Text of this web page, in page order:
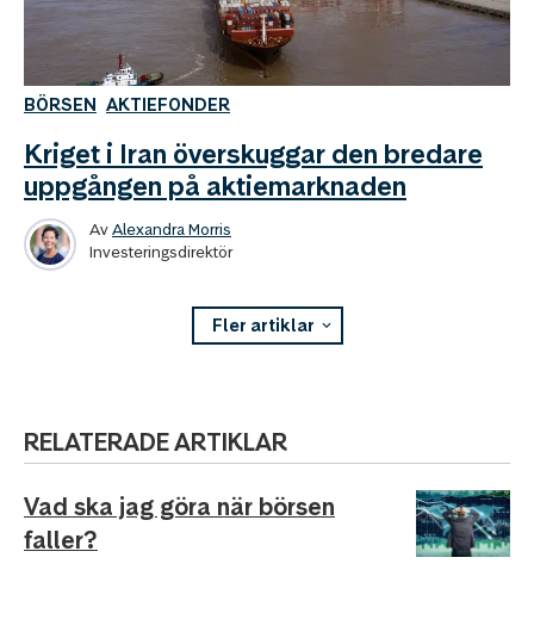
BÖRSEN AKTIEFONDER
Kriget i Iran överskuggar den bredare
uppgången på aktiemarknaden
AvAlexandra Morris
Investeringsdirektör
Fler artiklar
RELATERADE ARTIKLAR
Vad ska jag göra när börsen
faller?